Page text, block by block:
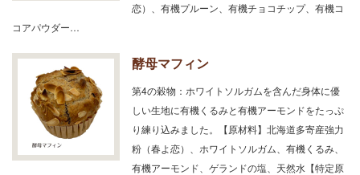
恋）、有機プルーン、有機チョコチップ、有機コ
コアパウダー…
酵母マフィン
第4の穀物：ホワイトソルガムを含んだ身体に優
しい生地に有機くるみと有機アーモンドをたっぷ
り練り込みました。【原材料】北海道多寄産強力
粉（春よ恋）、ホワイトソルガム、有機くるみ、
有機アーモンド、ゲランドの塩、天然水【特定原